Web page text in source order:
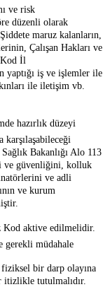
ve risk
düzenli olarak
maruz kalanların,
Çalışan Hakları ve
İl
iş ve işlemler ile
ile iletişim vb.
hazırlık düzeyi
karşılaşabileceği
Bakanlığı Alo 113
ve güvenliğini, kolluk
ve adli
ve kurum
Kod aktive edilmelidir.
gerekli müdahale
bir darp olayına
itizlikle tutulmalıdır.